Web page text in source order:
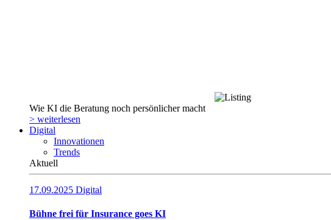
Wie KI die Beratung noch persönlicher macht
> weiterlesen
Digital
Innovationen
Trends
Aktuell
17.09.2025 Digital
Bühne frei für Insurance goes KI